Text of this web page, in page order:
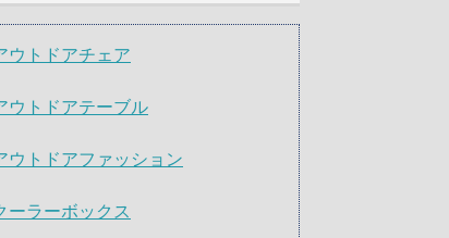
ウトドアチェア
ウトドアテーブル
ウトドアファッション
ーラーボックス